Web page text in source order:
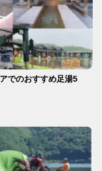
でのおすすめ足湯5